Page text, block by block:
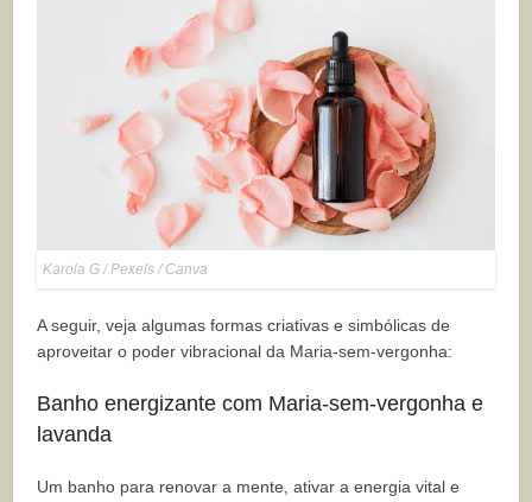
Karola G / Pexels / Canva
A seguir, veja algumas formas criativas e simbólicas de
aproveitar o poder vibracional da Maria-sem-vergonha:
Banho energizante com Maria-sem-vergonha e
lavanda
Um banho para renovar a mente, ativar a energia vital e